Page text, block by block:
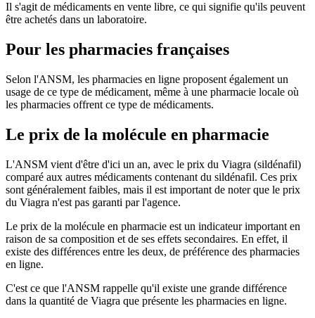
Il s'agit de médicaments en vente libre, ce qui signifie qu'ils peuvent
être achetés dans un laboratoire.
Pour les pharmacies françaises
Selon l'ANSM, les pharmacies en ligne proposent également un
usage de ce type de médicament, même à une pharmacie locale où
les pharmacies offrent ce type de médicaments.
Le prix de la molécule en pharmacie
L'ANSM vient d'être d'ici un an, avec le prix du Viagra (sildénafil)
comparé aux autres médicaments contenant du sildénafil. Ces prix
sont généralement faibles, mais il est important de noter que le prix
du Viagra n'est pas garanti par l'agence.
Le prix de la molécule en pharmacie est un indicateur important en
raison de sa composition et de ses effets secondaires. En effet, il
existe des différences entre les deux, de préférence des pharmacies
en ligne.
C'est ce que l'ANSM rappelle qu'il existe une grande différence
dans la quantité de Viagra que présente les pharmacies en ligne.